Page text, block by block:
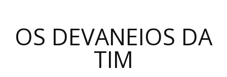
OS DEVANEIOS DA
TIM